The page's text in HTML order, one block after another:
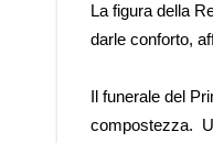
La figura della
darle conforto,
Il funerale del
compostezza.